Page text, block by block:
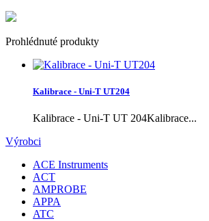
Prohlédnuté produkty
Kalibrace - Uni-T UT204
Kalibrace - Uni-T UT 204Kalibrace...
Výrobci
ACE Instruments
ACT
AMPROBE
APPA
ATC